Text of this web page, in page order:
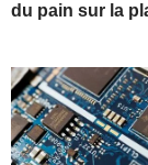
du pain sur la